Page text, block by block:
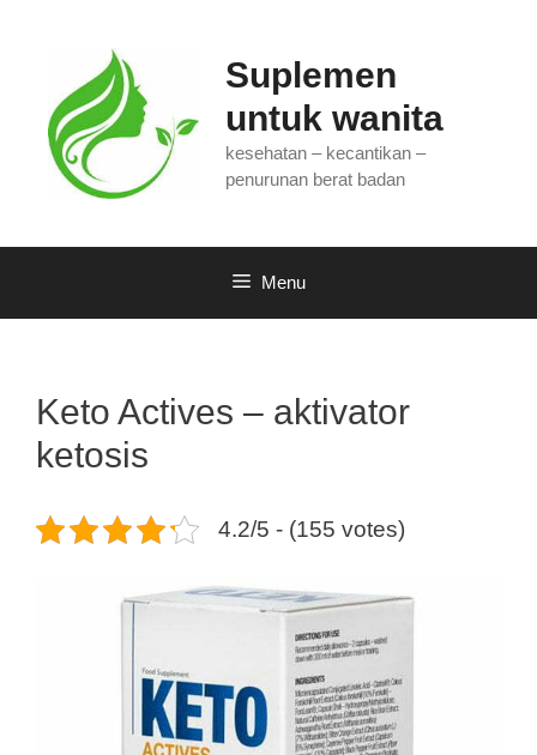
Suplemen
untuk wanita
kesehatan – kecantikan –
penurunan berat badan
Menu
Keto Actives – aktivator
ketosis
4.2/5 - (155 votes)